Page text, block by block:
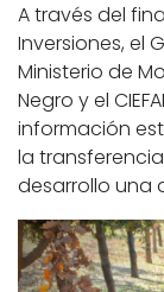
A través del
Inversiones, el
Ministerio de
Negro y el
información
la
desarrollo una